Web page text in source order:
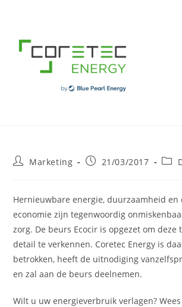
content
PostMarketing
Post21/03/2017
Post
Hernieuwbare energie, duurzaamheid en
economie zijn tegenwoordig
zorg. De beurs Ecocir is opgezet om deze
detail te verkennen. Coretec Energy is
betrokken, heeft de uitnodiging
en zal aan de beurs deelnemen.
Wilt u uw energieverbruik verlagen?